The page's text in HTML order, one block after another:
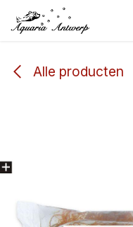
Overslaan naar inhoud
Alle producten